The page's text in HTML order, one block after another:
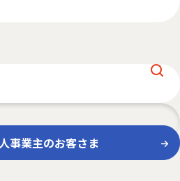
事業主のお客さま